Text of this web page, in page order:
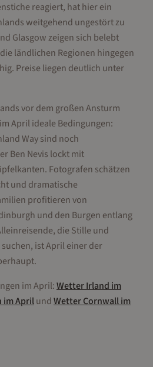
reagiert, hat hier ein
weitgehend ungestört zu
Glasgow zeigen sich belebt
ländlichen Regionen hingegen
Preise liegen deutlich unter
vor dem großen Ansturm
April ideale Bedingungen:
Way sind noch
Ben Nevis lockt mit
Fotografen schätzen
und dramatische
profitieren von
und den Burgen entlang
die Stille und
ist April einer der
imApril:WetterIrland im
imAprilundWetterCornwallim